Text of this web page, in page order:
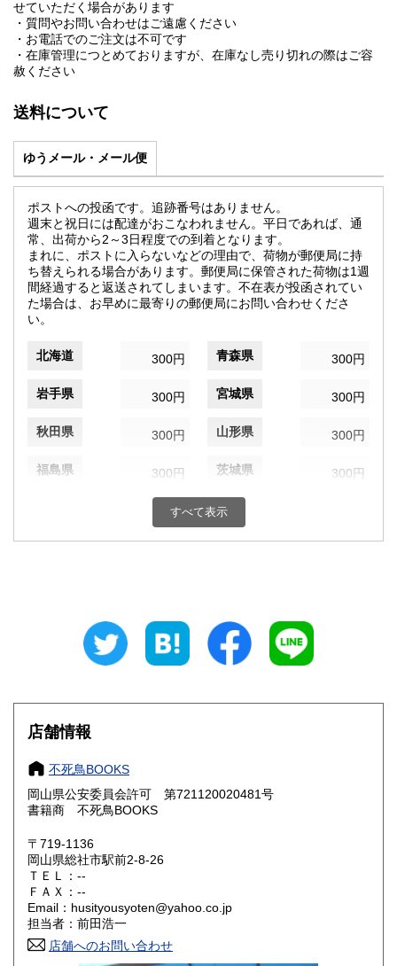
せていただく場合があります
・質問やお問い合わせはご遠慮ください
・お電話でのご注文は不可です
・在庫管理につとめておりますが、在庫なし売り切れの際はご容
赦ください
送料について
ゆうメール・メール便
ポストへの投函です。追跡番号はありません。
週末と祝日には配達がおこなわれません。平日であれば、通
常、出荷から2～3日程度での到着となります。
まれに、ポストに入らないなどの理由で、荷物が郵便局に持
ち替えられる場合があります。郵便局に保管された荷物は1週
間経過すると返送されてしまいます。不在表が投函されてい
た場合は、お早めに最寄りの郵便局にお問い合わせくださ
い。
北海道 300円 青森県 300円
岩手県 300円 宮城県 300円
秋田県 300円 山形県 300円
福島県 300円 茨城県 300円
300円 群馬県
埼玉県 千葉県
300円 富山県
300円 福井県
300円 300円
岐阜県
愛知県
滋賀県 300円
大阪府 300円
奈良県
鳥取県
すべて表示
店舗情報
不死鳥BOOKS
岡山県公安委員会許可 第721120020481号
書籍商 不死鳥BOOKS
〒719-1136
岡山県総社市駅前2-8-26
ＴＥＬ：--
ＦＡＸ：--
Email：husityousyoten@yahoo.co.jp
担当者：前田浩一
店舗へのお問い合わせ